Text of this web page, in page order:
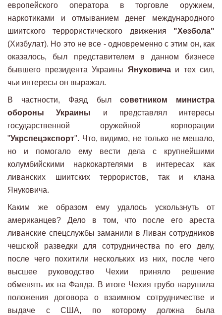
европейского оператора в торговле оружием,
наркотиками и отмыванием денег международного
шиитского террористического движения "Хезбола"
(Хизбулат). Но это не все - одновременно с этим он, как
оказалось, был представителем в данном бизнесе
бывшего президента Украины Януковичаи тех сил,
чьи интересы он выражал.
В частности, Фаяд был советником министра
обороны Украины и представлял интересы
государственной оружейной корпорации
"Укрспецэкспорт". Что, видимо, не только не мешало,
но и помогало ему вести дела с крупнейшими
колумбийскими наркокартелями в интересах как
ливанских шиитских террористов, так и клана
Януковича.
Каким же образом ему удалось ускользнуть от
американцев? Дело в том, что после его ареста
ливанские спецслужбы заманили в Ливан сотрудников
чешской разведки для сотрудничества по его делу,
после чего похитили нескольких из них, после чего
высшее руководство Чехии приняло решение
обменять их на Фаяда. В итоге Чехия грубо нарушила
положения договора о взаимном сотрудничестве и
выдаче с США, по которому должна была